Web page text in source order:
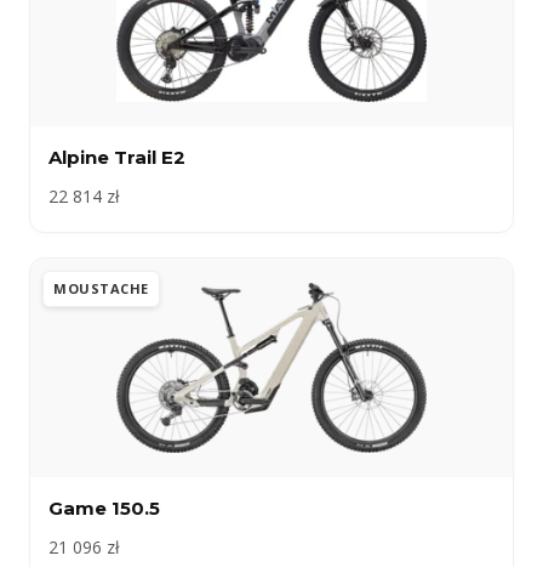
Alpine Trail E2
22 814 zł
MOUSTACHE
Game 150.5
21 096 zł